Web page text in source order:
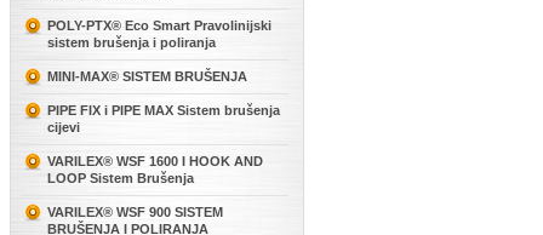
POLY-PTX® Eco Smart Pravolinijski
sistem brušenja i poliranja
MINI-MAX® SISTEM BRUŠENJA
PIPE FIX i PIPE MAX Sistem brušenja
cijevi
VARILEX® WSF 1600 I HOOK AND
LOOP Sistem Brušenja
VARILEX® WSF 900 SISTEM
BRUŠENJA I POLIRANJA